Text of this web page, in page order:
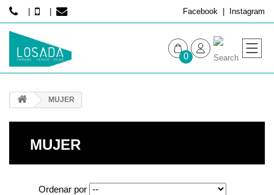
Facebook Instagram
0
MUJER
MUJER
Ordenar por